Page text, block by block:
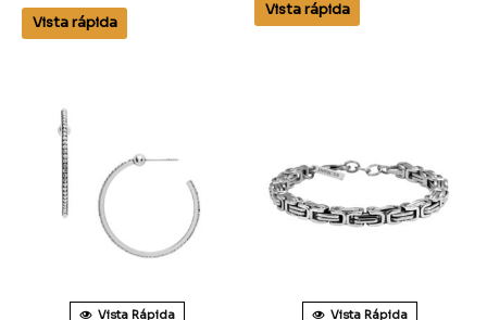
Vista rápida
Vista rápida
Vista Rápida Vista Rápida